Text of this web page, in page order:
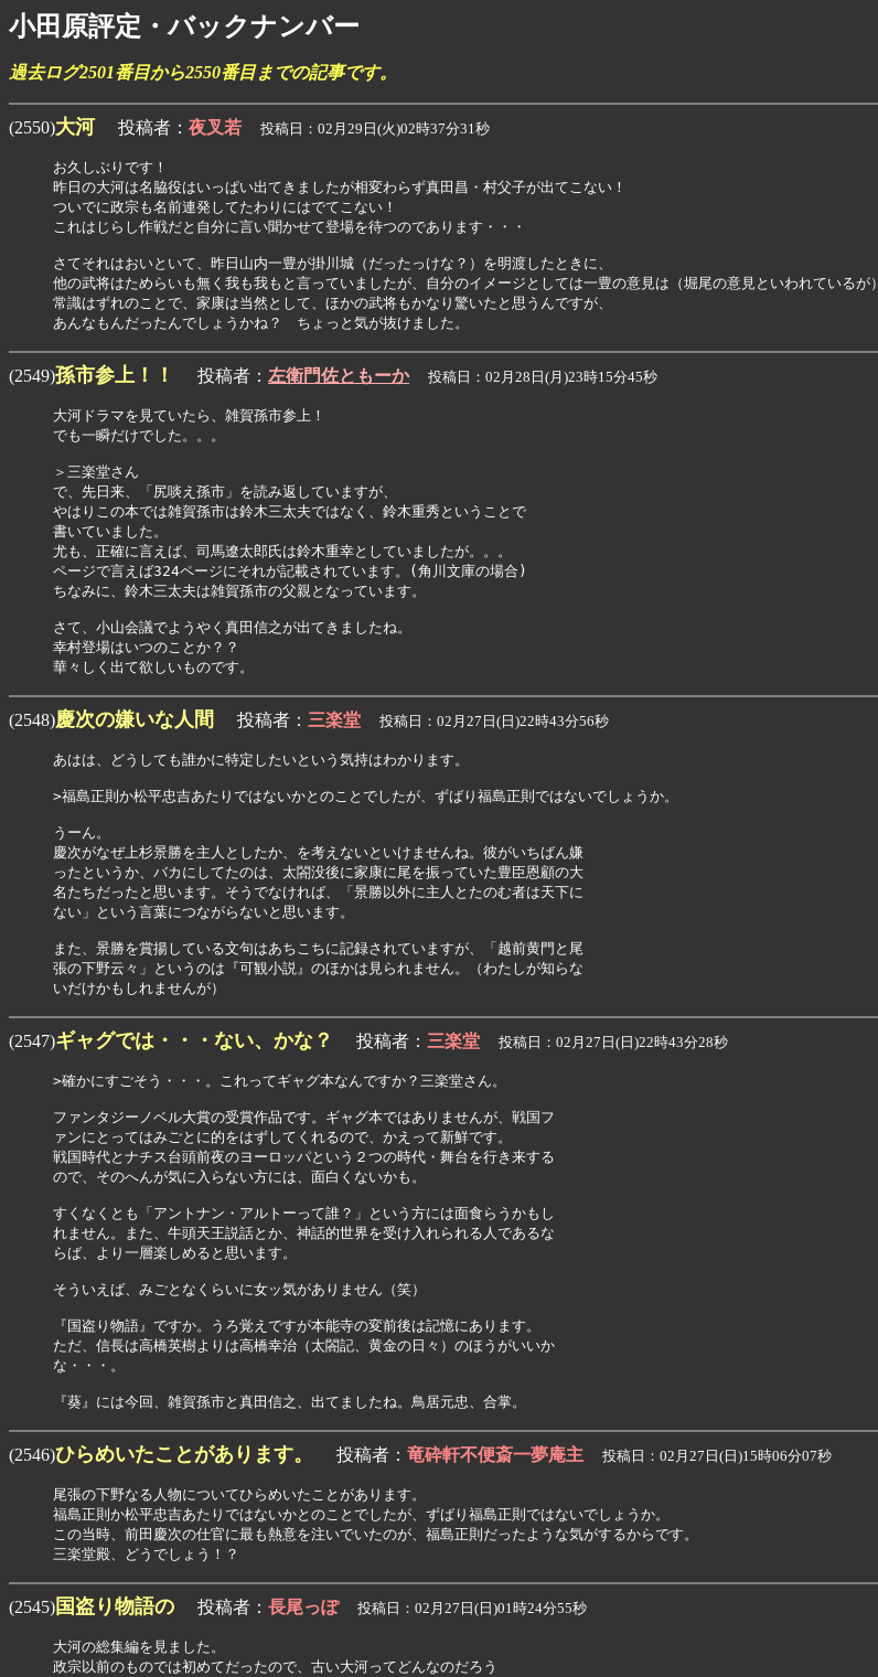
小田原評定・バックナンバー
過去ログ2501番目から2550番目までの記事です。
(2550)大河 投稿者： 夜叉若 投稿日：02月29日(火)02時37分31秒
お久しぶりです！
昨日の大河は名脇役はいっぱい出てきましたが相変わらず真田昌・村父子が出てこない！
ついでに政宗も名前連発してたわりにはでてこない！
これはじらし作戦だと自分に言い聞かせて登場を待つのであります・・・
さてそれはおいといて、昨日山内一豊が掛川城（だったっけな？）を明渡したときに、
他の武将はためらいも無く我も我もと言っていましたが、自分のイメージとしては一豊の意見は（堀尾の意見といわれているが）
常識はずれのことで、家康は当然として、ほかの武将もかなり驚いたと思うんですが、
(2549)孫市参上！！ 投稿者： 左衛門佐ともーか 投稿日：02月28日(月)23時15分45秒
大河ドラマを見ていたら、雑賀孫市参上！
でも一瞬だけでした。。。
＞三楽堂さん
で、先日来、「尻啖え孫市」を読み返していますが、
やはりこの本では雑賀孫市は鈴木三太夫ではなく、鈴木重秀ということで
書いていました。
尤も、正確に言えば、司馬遼太郎氏は鈴木重幸としていましたが。。。
ページで言えば324ページにそれが記載されています。(角川文庫の場合)
ちなみに、鈴木三太夫は雑賀孫市の父親となっています。
さて、小山会議でようやく真田信之が出てきましたね。
幸村登場はいつのことか？？
華々しく出て欲しいものです。
(2548)慶次の嫌いな人間 投稿者： 三楽堂 投稿日：02月27日(日)22時43分56秒
あはは、どうしても誰かに特定したいという気持はわかります。
>福島正則か松平忠吉あたりではないかとのことでしたが、ずばり福島正則ではないでしょうか。
うーん。
慶次がなぜ上杉景勝を主人としたか、を考えないといけませんね。彼がいちばん嫌
ったというか、バカにしてたのは、太閤没後に家康に尾を振っていた豊臣恩顧の大
名たちだったと思います。そうでなければ、「景勝以外に主人とたのむ者は天下に
ない」という言葉につながらないと思います。
また、景勝を賞揚している文句はあちこちに記録されていますが、「越前黄門と尾
張の下野云々」というのは『可観小説』のほかは見られません。（わたしが知らな
(2547)ギャグでは・・・ない、かな？ 投稿者： 三楽堂 投稿日：02月27日(日)22時43分28秒
>確かにすごそう・・・。これってギャグ本なんですか？三楽堂さん。
ファンタジーノベル大賞の受賞作品です。ギャグ本ではありませんが、戦国フ
ァンにとってはみごとに的をはずしてくれるので、かえって新鮮です。
戦国時代とナチス台頭前夜のヨーロッパという２つの時代・舞台を行き来する
ので、そのへんが気に入らない方には、面白くないかも。
すくなくとも「アントナン・アルトーって誰？」という方には面食らうかもし
れません。また、牛頭天王説話とか、神話的世界を受け入れられる人であるな
らば、より一層楽しめると思います。
そういえば、みごとなくらいに女ッ気がありません（笑）
『国盗り物語』ですか。うろ覚えですが本能寺の変前後は記憶にあります。
ただ、信長は高橋英樹よりは高橋幸治（太閤記、黄金の日々）のほうがいいか
な・・・。
(2546)ひらめいたことがあります。 投稿者： 竜砕軒不便斎一夢庵主 投稿日：02月27日(日)15時06分07秒
尾張の下野なる人物についてひらめいたことがあります。
福島正則か松平忠吉あたりではないかとのことでしたが、ずばり福島正則ではないでしょうか。
この当時、前田慶次の仕官に最も熱意を注いでいたのが、福島正則だったような気がするからです。
三楽堂殿、どうでしょう！？
(2545)国盗り物語の 投稿者： 長尾っぽ 投稿日：02月27日(日)01時24分55秒
大河の総集編を見ました。
政宗以前のものでは初めてだったので、古い大河ってどんなのだろう